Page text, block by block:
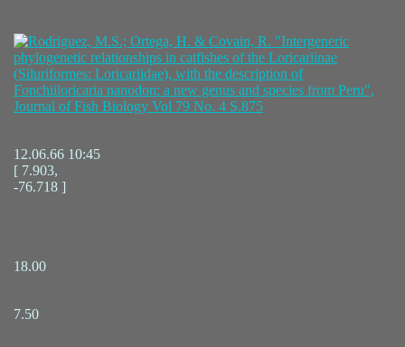
12.06.66 10:45
[ 7.903,
-76.718 ]
18.00
7.50